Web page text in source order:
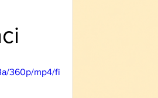
360p/mp4/fi